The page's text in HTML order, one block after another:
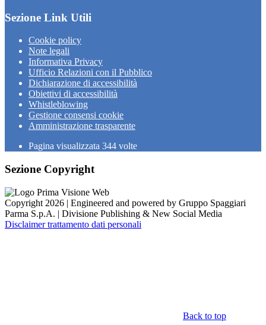
Sezione Link Utili
Cookie policy
Note legali
Informativa Privacy
Ufficio Relazioni con il Pubblico
Dichiarazione di accessibilità
Obiettivi di accessibilità
Whistleblowing
Gestione consensi cookie
Amministrazione trasparente
Pagina visualizzata 344 volte
Sezione Copyright
Copyright 2026 | Engineered and powered by Gruppo Spaggiari
Parma S.p.A. | Divisione Publishing & New Social Media
Disclaimer trattamento dati personali
Back to top